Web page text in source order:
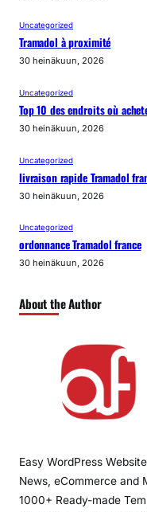
Uncategorized
Tramadol à proximité
30 heinäkuun, 2026
Uncategorized
Top 10 des endroits où
30 heinäkuun, 2026
Uncategorized
livraison rapide Tramadol
30 heinäkuun, 2026
Uncategorized
ordonnance Tramadol france
30 heinäkuun, 2026
About the Author
Easy WordPress
News, eCommerce and
1000+ Ready-made